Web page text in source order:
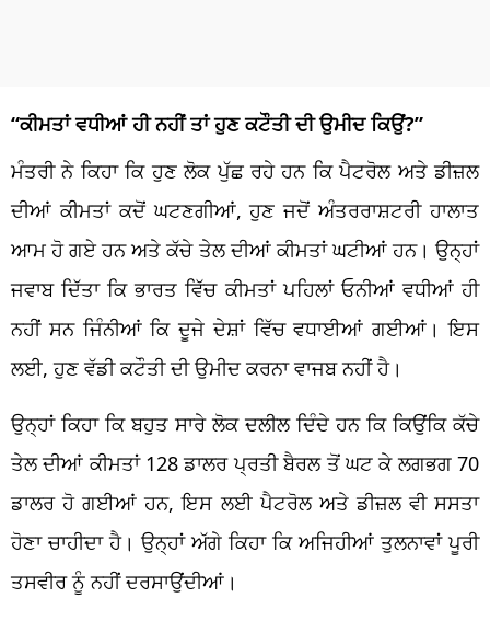
“ਕੀਮਤਾਂ ਵਧੀਆਂ ਹੀ ਨਹੀਂ ਤਾਂ ਹੁਣ ਕਟੌਤੀ ਦੀ ਉਮੀਦ ਕਿਉਂ?”
ਮੰਤਰੀ ਨੇ ਕਿਹਾ ਕਿ ਹੁਣ ਲੋਕ ਪੁੱਛ ਰਹੇ ਹਨ ਕਿ ਪੈਟਰੋਲ ਅਤੇ ਡੀਜ਼ਲ
ਦੀਆਂ ਕੀਮਤਾਂ ਕਦੋਂ ਘਟਣਗੀਆਂ, ਹੁਣ ਜਦੋਂ ਅੰਤਰਰਾਸ਼ਟਰੀ ਹਾਲਾਤ
ਆਮ ਹੋ ਗਏ ਹਨ ਅਤੇ ਕੱਚੇ ਤੇਲ ਦੀਆਂ ਕੀਮਤਾਂ ਘਟੀਆਂ ਹਨ। ਉਨ੍ਹਾਂ
ਜਵਾਬ ਦਿੱਤਾ ਕਿ ਭਾਰਤ ਵਿੱਚ ਕੀਮਤਾਂ ਪਹਿਲਾਂ ਓਨੀਆਂ ਵਧੀਆਂ ਹੀ
ਨਹੀਂ ਸਨ ਜਿੰਨੀਆਂ ਕਿ ਦੂਜੇ ਦੇਸ਼ਾਂ ਵਿੱਚ ਵਧਾਈਆਂ ਗਈਆਂ। ਇਸ
ਲਈ, ਹੁਣ ਵੱਡੀ ਕਟੌਤੀ ਦੀ ਉਮੀਦ ਕਰਨਾ ਵਾਜਬ ਨਹੀਂ ਹੈ।
ਉਨ੍ਹਾਂ ਕਿਹਾ ਕਿ ਬਹੁਤ ਸਾਰੇ ਲੋਕ ਦਲੀਲ ਦਿੰਦੇ ਹਨ ਕਿ ਕਿਉਂਕਿ ਕੱਚੇ
ਤੇਲ ਦੀਆਂ ਕੀਮਤਾਂ 128 ਡਾਲਰ ਪ੍ਰਤੀ ਬੈਰਲ ਤੋਂ ਘਟ ਕੇ ਲਗਭਗ 70
ਡਾਲਰ ਹੋ ਗਈਆਂ ਹਨ, ਇਸ ਲਈ ਪੈਟਰੋਲ ਅਤੇ ਡੀਜ਼ਲ ਵੀ ਸਸਤਾ
ਹੋਣਾ ਚਾਹੀਦਾ ਹੈ। ਉਨ੍ਹਾਂ ਅੱਗੇ ਕਿਹਾ ਕਿ ਅਜਿਹੀਆਂ ਤੁਲਨਾਵਾਂ ਪੂਰੀ
ਤਸਵੀਰ ਨੂੰ ਨਹੀਂ ਦਰਸਾਉਂਦੀਆਂ।